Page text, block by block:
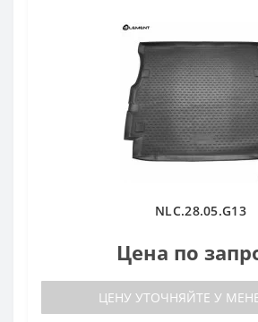
NLC.28.05.G13
Цена по
ЦЕНУ УТОЧНЯЙТЕ У